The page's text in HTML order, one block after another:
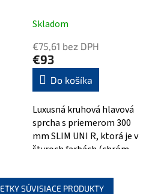
Skladom
€75,61 bez DPH
€93
Do košíka
Luxusná kruhová hlavová
sprcha s priemerom 300
mm SLIM UNI R, ktorá je v
štyroch farbách (chróm,
Hlavové...
SÚVISIACE PRODUKTY